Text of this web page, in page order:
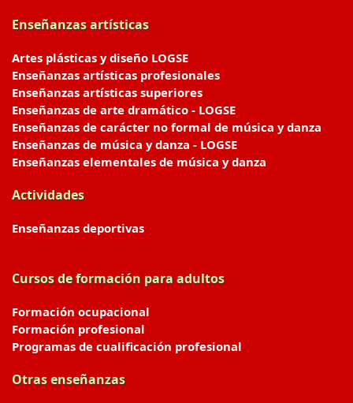
Enseñanzas artísticas
Artes plásticas y diseño LOGSE
Enseñanzas artísticas profesionales
Enseñanzas artísticas superiores
Enseñanzas de arte dramático - LOGSE
Enseñanzas de carácter no formal de música y danza
Enseñanzas de música y danza - LOGSE
Enseñanzas elementales de música y danza
Actividades
Enseñanzas deportivas
Cursos de formación para adultos
Formación ocupacional
Formación profesional
Programas de cualificación profesional
Otras enseñanzas